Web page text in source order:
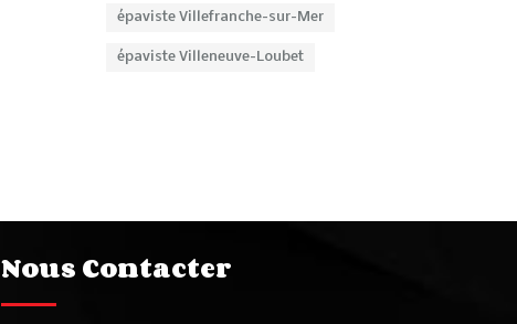
épaviste Villefranche-sur-Mer
épaviste Villeneuve-Loubet
Nous Contacter